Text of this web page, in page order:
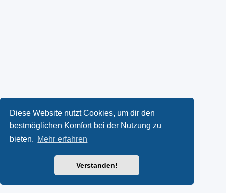
Diese Website nutzt Cookies, um dir den
bestmöglichen Komfort bei der Nutzung zu
bieten. Mehr erfahren
Verstanden!